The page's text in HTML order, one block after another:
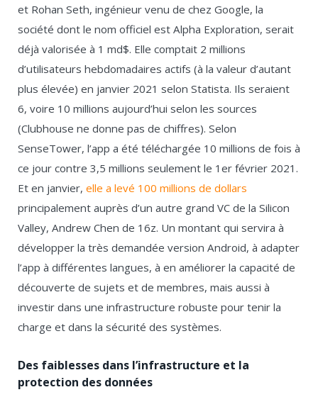
et Rohan Seth, ingénieur venu de chez Google, la
société dont le nom officiel est Alpha Exploration, serait
déjà valorisée à 1 md$. Elle comptait 2 millions
d’utilisateurs hebdomadaires actifs (à la valeur d’autant
plus élevée) en janvier 2021 selon Statista. Ils seraient
6, voire 10 millions aujourd’hui selon les sources
(Clubhouse ne donne pas de chiffres). Selon
SenseTower, l’app a été téléchargée 10 millions de fois à
ce jour contre 3,5 millions seulement le 1 er février 2021.
Et en janvier, elle a levé 100 millions de dollars
principalement auprès d’un autre grand VC de la Silicon
Valley, Andrew Chen de 16z. Un montant qui servira à
développer la très demandée version Android, à adapter
l’app à différentes langues, à en améliorer la capacité de
découverte de sujets et de membres, mais aussi à
investir dans une infrastructure robuste pour tenir la
charge et dans la sécurité des systèmes.
Des faiblesses dans l’infrastructure et la
protection des données